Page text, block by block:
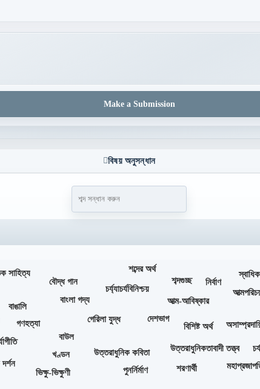
Make a Submission
বিষয় অনুসন্ধান
আত্ম-আবিষ্কার
উত্তরাধুনিক কবিতা উত্তরাধুনিকতাবাদী তত্ত্ব
খণ্ডন
গণহত্যা গেরিলা যুদ্ধ
চর্য্যাচর্যবিনিশ্চয়
দেশভাগ
নির্বাণ
পুনর্নির্মাণ
বাউল
বাংলা গদ্য
বাঙালি
বিশিষ্ট অর্থ
বৌদ্ধ গান
ভিক্ষু-ভিক্ষুণী
সাহিত্য
শব্দগুচ্ছ
শব্দের অর্থ
শরণার্থী